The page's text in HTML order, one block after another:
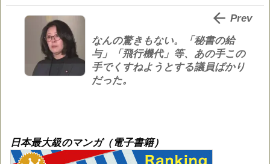
なんの驚きもない。「秘書の給
与」「飛行機代」等、あの手この
手でくすねようとする議員ばかり
だった。
 Prev
日本最大級のマンガ（電子書籍）